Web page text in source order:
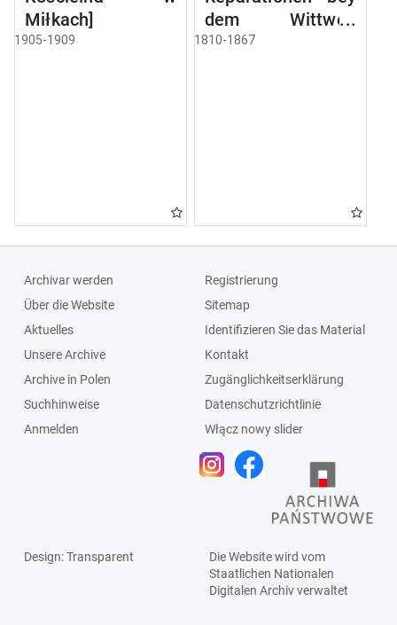
Miłkach]
1905-1909
dem Wittwen
Gebäude
1810-1867
Archivar werden
Über die Website
Aktuelles
Unsere Archive
Archive in Polen
Suchhinweise
Anmelden
Registrierung
Sitemap
Identifizieren Sie das Material
Kontakt
Zugänglichkeitserklärung
Datenschutzrichtlinie
Włącz nowy slider
Design: Transparent
Die Website wird vom
Staatlichen Nationalen
Digitalen Archivverwaltet